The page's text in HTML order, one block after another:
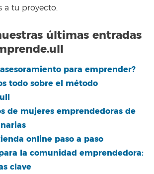
a tu proyecto.
últimas entradas
para emprender?
todo sobre el método
de mujeres emprendedoras de
online paso a paso
la comunidad emprendedora:
clave